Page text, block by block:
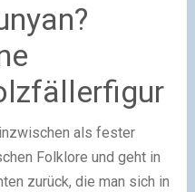
als fester
Folklore und geht in
zurück, die man sich in